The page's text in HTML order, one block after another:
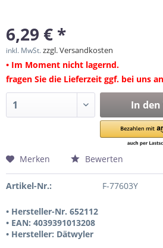
6,29 € *
inkl. MwSt.zzgl. Versandkosten
• Im Moment nicht lagernd.
fragen Sie die Lieferzeit ggf. bei uns
In den
Merken Bewerten
Artikel-Nr.: F-77603Y
• Hersteller-Nr. 652112
• EAN: 4039391013208
• Hersteller: Dätwyler